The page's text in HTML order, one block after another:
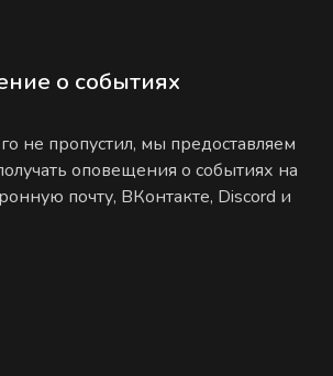
о событиях
не пропустил, мы предоставляем
оповещения о событиях на
почту, ВКонтакте, Discord и